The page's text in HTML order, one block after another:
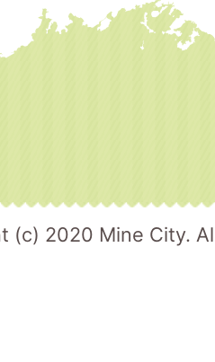
(c) 2020 Mine City.